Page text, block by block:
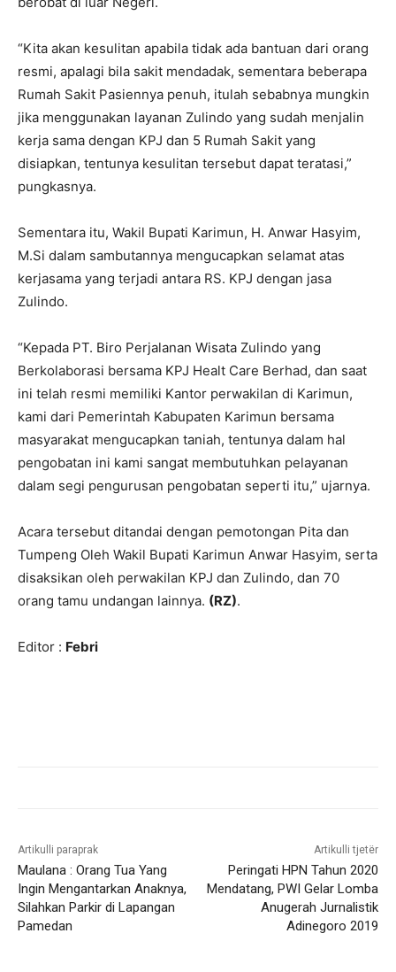
“Kita akan kesulitan apabila tidak ada bantuan dari orang
resmi, apalagi bila sakit mendadak, sementara beberapa
Rumah Sakit Pasiennya penuh, itulah sebabnya mungkin
jika menggunakan layanan Zulindo yang sudah menjalin
kerja sama dengan KPJ dan 5 Rumah Sakit yang
disiapkan, tentunya kesulitan tersebut dapat teratasi,”
pungkasnya.
Sementara itu, Wakil Bupati Karimun, H. Anwar Hasyim,
M.Si dalam sambutannya mengucapkan selamat atas
kerjasama yang terjadi antara RS. KPJ dengan jasa
Zulindo.
“Kepada PT. Biro Perjalanan Wisata Zulindo yang
Berkolaborasi bersama KPJ Healt Care Berhad, dan saat
ini telah resmi memiliki Kantor perwakilan di Karimun,
kami dari Pemerintah Kabupaten Karimun bersama
masyarakat mengucapkan taniah, tentunya dalam hal
pengobatan ini kami sangat membutuhkan pelayanan
dalam segi pengurusan pengobatan seperti itu,” ujarnya.
Acara tersebut ditandai dengan pemotongan Pita dan
Tumpeng Oleh Wakil Bupati Karimun Anwar Hasyim, serta
disaksikan oleh perwakilan KPJ dan Zulindo, dan 70
orang tamu undangan lainnya. (RZ).
Editor : Febri
Artikulli paraprak
Maulana : Orang Tua Yang
Ingin Mengantarkan Anaknya,
Silahkan Parkir di Lapangan
Pamedan
Artikulli tjetër
Peringati HPN Tahun 2020
Mendatang, PWI Gelar Lomba
Anugerah Jurnalistik
Adinegoro 2019